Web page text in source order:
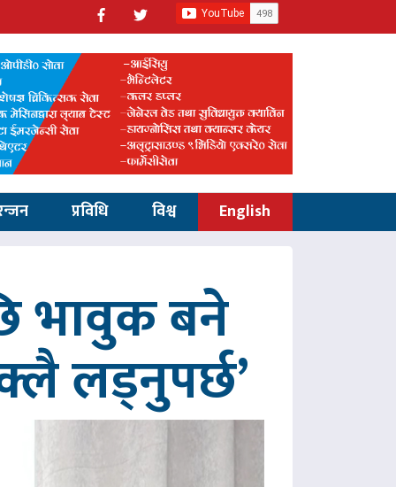
प्रविधि विश्व English
भावुक बने
लड्नुपर्छ’